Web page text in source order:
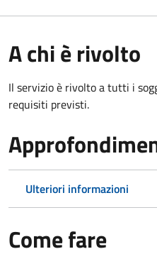
A chi è rivolto
Il servizio è rivolto a tutti i
requisiti previsti.
Ulteriori informazioni
Come fare